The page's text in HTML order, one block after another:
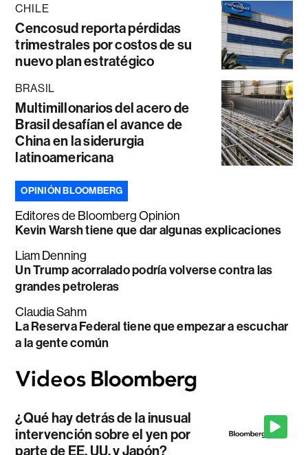
CHILE
Cencosud reporta pérdidas
trimestrales por costos de su
nuevo plan estratégico
BRASIL
Multimillonarios del acero de
Brasil desafían el avance de
China en la siderurgia
latinoamericana
OPINIÓN BLOOMBERG
Editores de Bloomberg Opinion
Kevin Warsh tiene que dar algunas explicaciones
Liam Denning
Un Trump acorralado podría volverse contra las
grandes petroleras
Claudia Sahm
La Reserva Federal tiene que empezar a escuchar
a la gente común
¿Qué hay detrás de la inusual
intervención sobre el yen por
parte de EE. UU. y Japón?